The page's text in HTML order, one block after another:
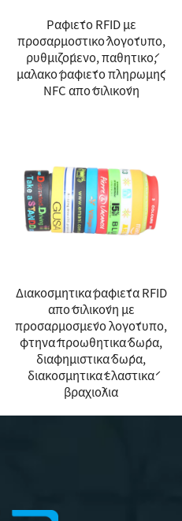
Ραφιέτο RFID με
προσαρμοστικό λογότυπο,
ρυθμιζόμενο, παθητικό,
μαλακό ραφιέτο πληρωμής
NFC από σιλικόνη
Διακοσμητικά ραφιέτα RFID
από σιλικόνη με
προσαρμοσμένο λογότυπο,
φτηνά προωθητικά δώρα,
διαφημιστικά δώρα,
διακοσμητικά ελαστικά
βραχιόλια